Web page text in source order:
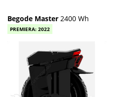
Begode Master 2400 Wh
PREMIERA: 2022